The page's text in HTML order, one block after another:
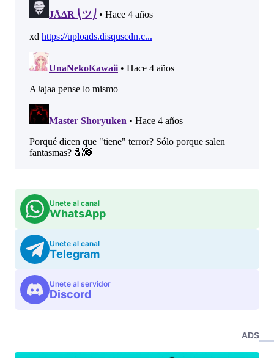
Unete al canal
WhatsApp
Unete al canal
Telegram
Unete al servidor
Discord
ADS